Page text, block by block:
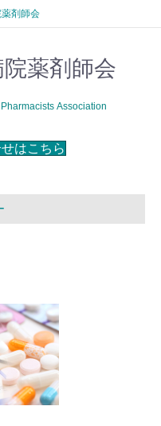
剤師会
薬剤師会
Association
はこちら